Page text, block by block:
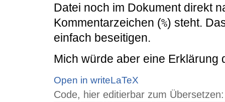
Datei noch im Dokument direkt
Kommentarzeichen (%) steht.
einfach beseitigen.
Mich würde aber eine Erklärung
Open in writeLaTeX
Code, hier editierbar zum Übersetzen: